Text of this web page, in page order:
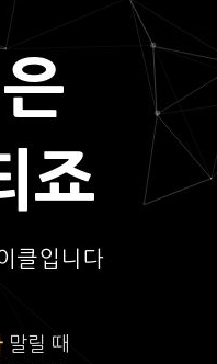
죠
클입니다
말릴 때